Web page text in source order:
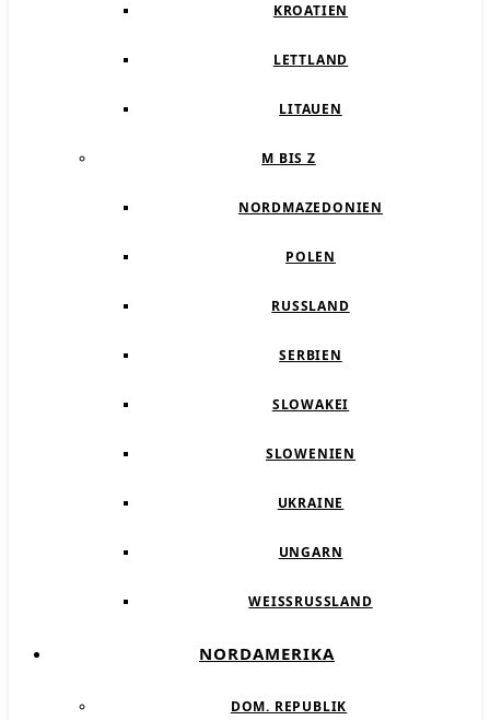
KROATIEN
LETTLAND
LITAUEN
M BIS Z
NORDMAZEDONIEN
POLEN
RUSSLAND
SERBIEN
SLOWAKEI
SLOWENIEN
UKRAINE
UNGARN
WEISSRUSSLAND
NORDAMERIKA
DOM. REPUBLIK